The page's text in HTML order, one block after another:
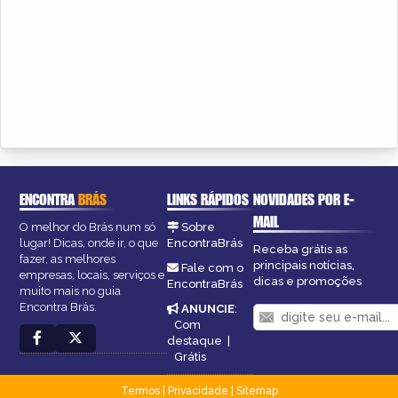
ENCONTRABRÁS
O melhor do Brás num só
lugar! Dicas, onde ir, o que
fazer, as melhores
empresas, locais, serviços e
muito mais no guia
Encontra Brás.
LINKS RÁPIDOS
Sobre
EncontraBrás
Fale com o
EncontraBrás
ANUNCIE:
Com
destaque |
Grátis
NOVIDADES POR E-
MAIL
Receba grátis as
principais notícias,
dicas e promoções
Termos| Privacidade
Sitemap